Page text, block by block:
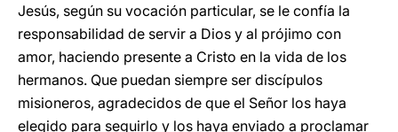
Jesús, según su vocación particular, se le confía la
responsabilidad de servir a Dios y al prójimo con
amor, haciendo presente a Cristo en la vida de los
hermanos. Que puedan siempre ser discípulos
misioneros, agradecidos de que el Señor los haya
elegido para seguirlo y los haya enviado a proclamar